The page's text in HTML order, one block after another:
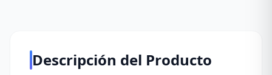
Descripción del Producto